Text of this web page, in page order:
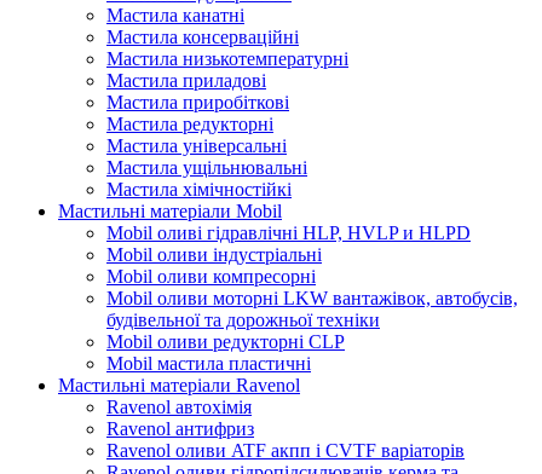
Мастила канатні
Мастила консерваційні
Мастила низькотемпературні
Мастила приладові
Мастила приробіткові
Мастила редукторні
Мастила універсальні
Мастила ущільнювальні
Мастила хімічностійкі
Мастильні матеріали Mobil
Mobil оливі гідравлічні HLP, HVLP и HLPD
Mobil оливи індустріальні
Mobil оливи компресорні
Mobil оливи моторні LKW вантажівок, автобусів,
будівельної та дорожньої техніки
Mobil оливи редукторні CLP
Mobil мастила пластичні
Мастильні матеріали Ravenol
Ravenol автохімія
Ravenol антифриз
Ravenol оливи ATF акпп і CVTF варіаторів